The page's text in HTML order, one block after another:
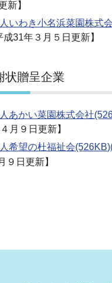
新】
いわき小名浜菜園株式
成31年３月５日更新】
状贈呈企業
あかい菜園株式会社
月９日更新】
希望の杜福祉会
９日更新】